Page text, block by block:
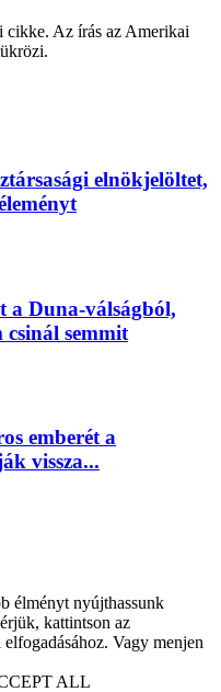
cikke. Az írás az Amerikai
elnökjelöltet,
a Duna-válságból,
csinál semmit
emberét a
vissza...
élményt nyújthassunk
kattintson az
Vagy menjen
ALL